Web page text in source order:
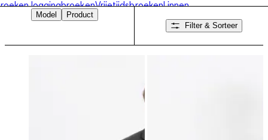
JoggingbroekenVrijetijdsbroekenLinnen
PantalonsShortsZakelijke broeken
Model
Product
Filter & Sorteer